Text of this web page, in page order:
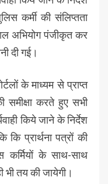
कर्मी की संलिप्तता
अभियोग पंजीकृत कर
दी गई।
के माध्यम से प्राप्त
समीक्षा करते हुए सभी
किये जाने के निर्देश
कि प्रार्थना पत्रों की
कर्मियों के साथ-साथ
भी तय की जायेगी।